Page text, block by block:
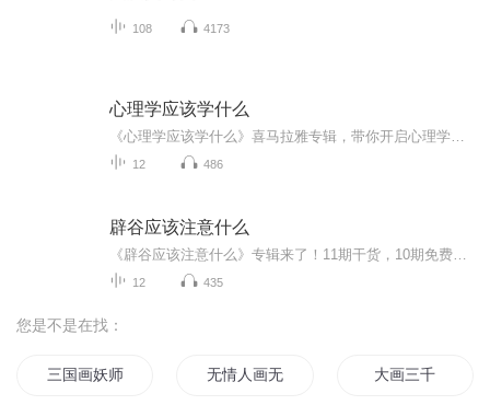
108 4173
心理学应该学什么
12 486
辟谷应该注意什么
12 435
您是不是在找：
三国画妖师 无情人画无情路 大画三千